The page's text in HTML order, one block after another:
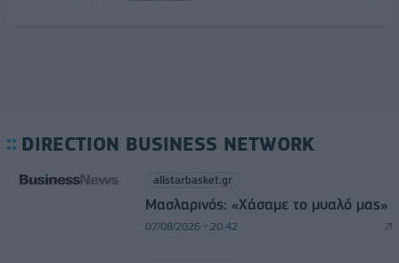
DIRECTION BUSINESS NETWORK
allstarbasket.gr
Μασλαρινός: «Χάσαμε το μυαλό μας»
07/08/2026 - 20:42